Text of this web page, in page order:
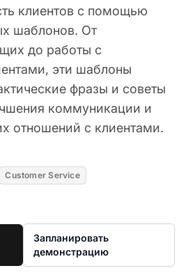
клиентов с помощью
шаблонов. От
до работы с
эти шаблоны
фразы и советы
коммуникации и
отношений с клиентами.
Customer Service
Запланировать
демонстрацию